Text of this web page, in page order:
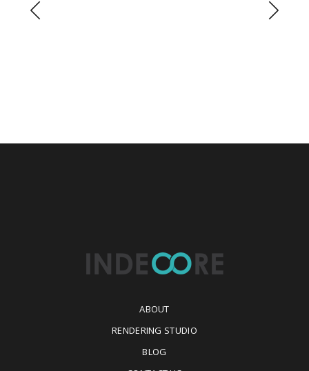
ABOUT
RENDERING STUDIO
BLOG